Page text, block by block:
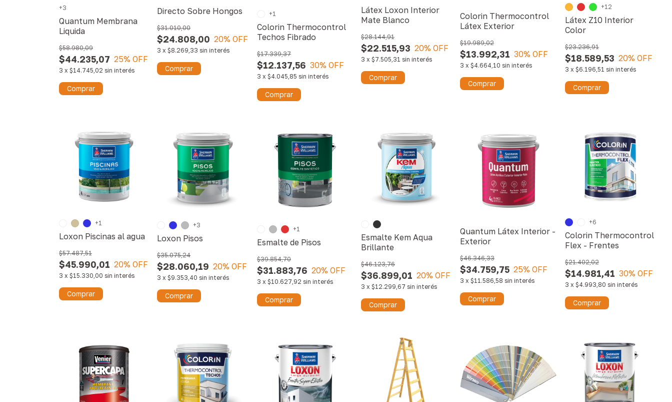
Quantum Membrana
Liquida
$44.235,07
$58.980,09
25% OFF
3 x $14.745,02 sin interés
+3
Comprar
Directo Sobre Hongos
$24.808,00
$31.010,00
20% OFF
3 x $8.269,33 sin interés
Comprar
Colorin Thermocontrol
Techos Fibrado
$12.137,56
$17.339,37
30% OFF
3 x $4.045,85 sin interés
+1
Comprar
Látex Loxon Interior
Mate Blanco
$22.515,93
$28.144,91
20% OFF
3 x $7.505,31 sin interés
Comprar
Colorin Thermocontrol
Látex Exterior
$13.992,31
$19.989,02
30% OFF
3 x $4.664,10 sin interés
Comprar
Látex Z10 Interior
Color
$18.589,53
$23.236,91
20% OFF
3 x $6.196,51 sin interés
+12
Comprar
Loxon Piscinas al agua
$45.990,01
$57.487,51
20% OFF
3 x $15.330,00 sin interés
+1
Comprar
Loxon Pisos
$28.060,19
$35.075,24
20% OFF
3 x $9.353,40 sin interés
+3
Comprar
Esmalte de Pisos
$31.883,76
$39.854,70
20% OFF
3 x $10.627,92 sin interés
+1
Comprar
Esmalte Kem Aqua
Brillante
$36.899,01
$46.123,76
20% OFF
3 x $12.299,67 sin interés
Comprar
Quantum Látex Interior -
Exterior
$34.759,75
$46.346,33
25% OFF
3 x $11.586,58 sin interés
Comprar
Colorin Thermocontrol
Flex - Frentes
$14.981,41
$21.402,02
30% OFF
3 x $4.993,80 sin interés
+6
Comprar